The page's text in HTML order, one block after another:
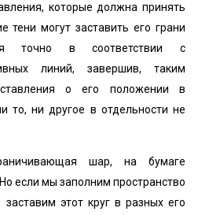
которые должна принять
тени могут заставить его грани
точно в соответствии с
линий, завершив, таким
о его положении в
то, ни другое в отдельности не
шар, на бумаге
если мы заполним пространство
этот круг в разных его